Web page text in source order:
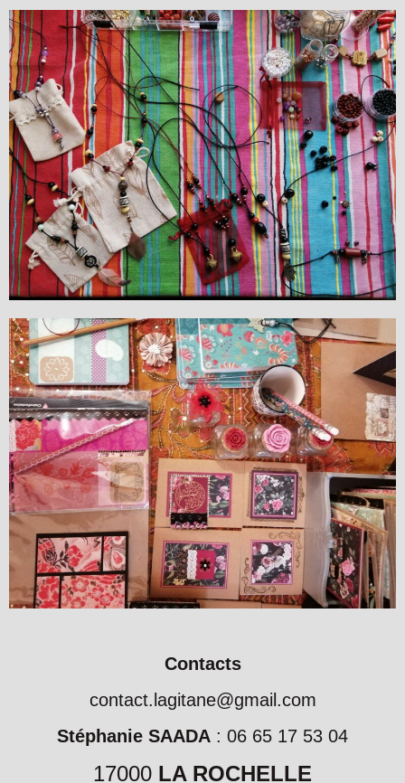
Contacts
contact.lagitane@gmail.com
Stéphanie SAADA : 06 65 17 53 04
17000 LA ROCHELLE